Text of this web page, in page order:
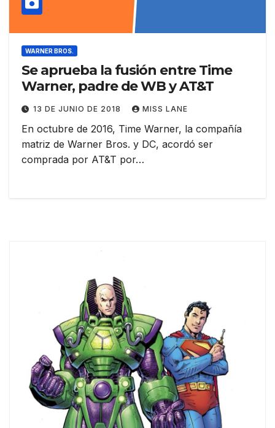
WARNER BROS.
Se aprueba la fusión entre Time
Warner, padre de WB y AT&T
13 DE JUNIO DE 2018 MISS LANE
En octubre de 2016, Time Warner, la compañía
matriz de Warner Bros. y DC, acordó ser
comprada por AT&T por…